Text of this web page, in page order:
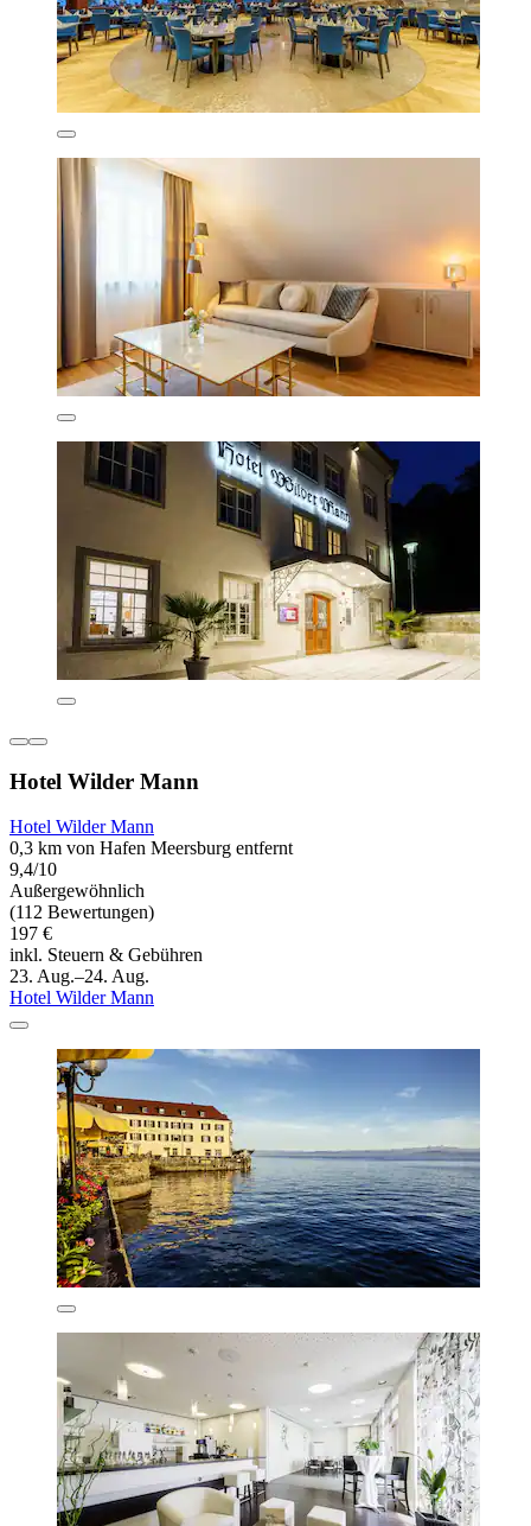
Hotel Wilder Mann
Hotel Wilder Mann
0,3 km von Hafen Meersburg entfernt
9,4/10
Außergewöhnlich
(112 Bewertungen)
197 €
inkl. Steuern & Gebühren
23. Aug.–24. Aug.
Hotel Wilder Mann